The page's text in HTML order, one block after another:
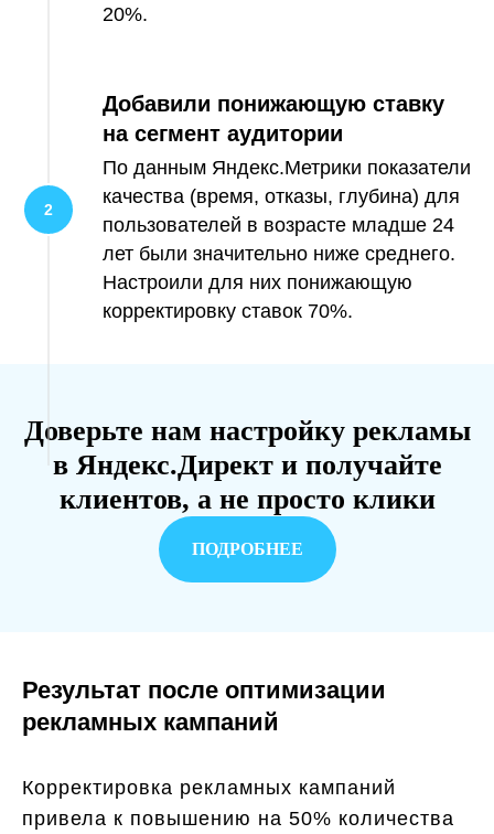
20%.
Добавили понижающую ставку
на сегмент аудитории
По данным Яндекс.Метрики показатели
качества (время, отказы, глубина) для
пользователей в возрасте младше 24
лет были значительно ниже среднего.
Настроили для них понижающую
корректировку ставок 70%.
Доверьте нам настройку рекламы
в Яндекс.Директ и получайте
клиентов, а не просто клики
ПОДРОБНЕЕ
Результат после оптимизации
рекламных кампаний
Корректировка рекламных кампаний
привела к повышению на 50% количества